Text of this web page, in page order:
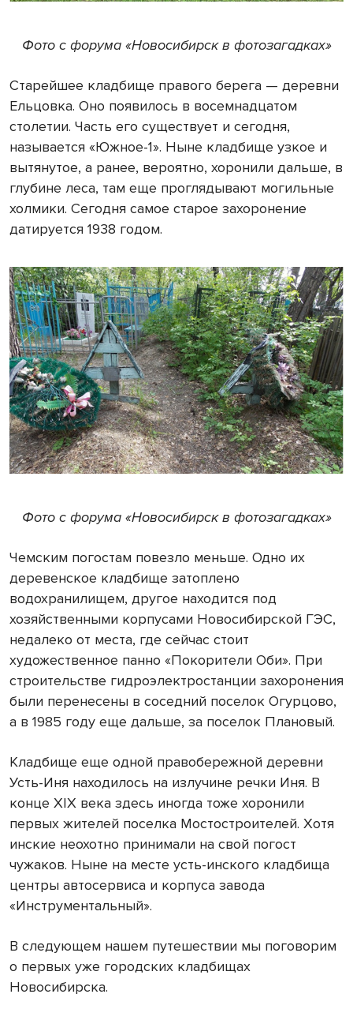
Фото с форума «Новосибирск в фотозагадках»
Старейшее кладбище правого берега — деревни
Ельцовка. Оно появилось в восемнадцатом
столетии. Часть его существует и сегодня,
называется «Южное-1». Ныне кладбище узкое и
вытянутое, а ранее, вероятно, хоронили дальше, в
глубине леса, там еще проглядывают могильные
холмики. Сегодня самое старое захоронение
датируется 1938 годом.
Фото с форума «Новосибирск в фотозагадках»
Чемским погостам повезло меньше. Одно их
деревенское кладбище затоплено
водохранилищем, другое находится под
хозяйственными корпусами Новосибирской ГЭС,
недалеко от места, где сейчас стоит
художественное панно «Покорители Оби». При
строительстве гидроэлектростанции захоронения
были перенесены в соседний поселок Огурцово,
а в 1985 году еще дальше, за поселок Плановый.
Кладбище еще одной правобережной деревни
Усть-Иня находилось на излучине речки Иня. В
конце XIX века здесь иногда тоже хоронили
первых жителей поселка Мостостроителей. Хотя
инские неохотно принимали на свой погост
чужаков. Ныне на месте усть-инского кладбища
центры автосервиса и корпуса завода
«Инструментальный».
В следующем нашем путешествии мы поговорим
о первых уже городских кладбищах
Новосибирска.